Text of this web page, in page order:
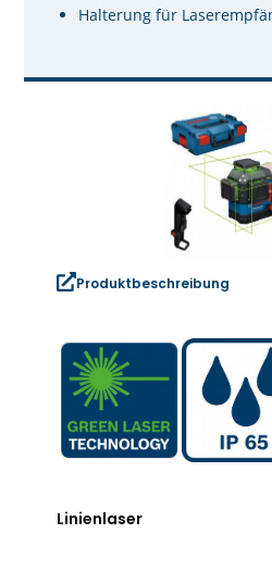
Halterung für
Produktbeschreibung
Linienlaser